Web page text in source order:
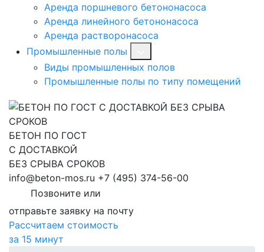
Аренда поршневого бетононасоса
Аренда линейного бетононасоса
Аренда растворонасоса
Промышленные полы
Виды промышленных полов
Промышленные полы по типу помещений
БЕТОН ПО ГОСТ
С ДОСТАВКОЙ
БЕЗ СРЫВА СРОКОВ
info@beton-mos.ru +7 (495) 374-56-00
Позвоните или
отправьте заявку на почту
Рассчитаем стоимость
за 15 минут